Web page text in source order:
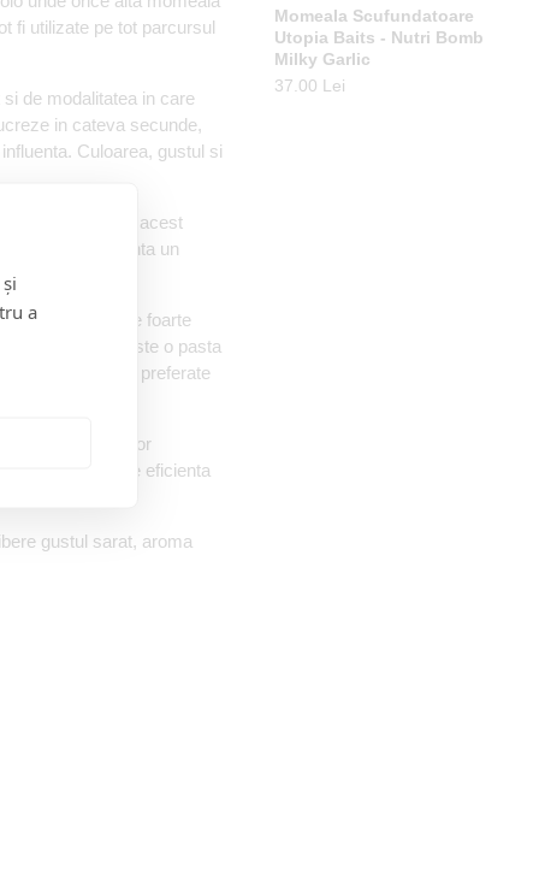
fi utilizate pe tot parcursul
de modalitatea in care
in cateva secunde,
Culoarea, gustul si
“ dumbell “ . In acest
nu va reprezenta un
si o cantitate foarte
Rezultatul este o pasta
ingredientele preferate
a uleiurilor
maximul de eficienta
gustul sarat, aroma
Utopia Baits - Nutri Bomb
Momeala Scufundatoare
Utopia Baits - Nutri Bomb
Milky Garlic
37.00 Lei
a